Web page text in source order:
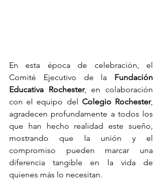
En esta época de celebración, el
Comité Ejecutivo de la Fundación
Educativa Rochester, en colaboración
con el equipo del Colegio Rochester,
agradecen profundamente a todos los
que han hecho realidad este sueño,
mostrando que la unión y el
compromiso pueden marcar una
diferencia tangible en la vida de
quienes más lo necesitan.